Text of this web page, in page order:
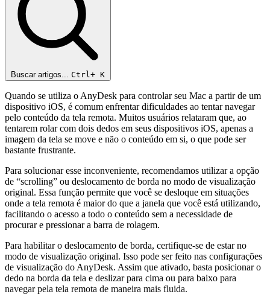
Buscar artigos... Ctrl+ K
Quando se utiliza o AnyDesk para controlar seu Mac a partir de um
dispositivo iOS, é comum enfrentar dificuldades ao tentar navegar
pelo conteúdo da tela remota. Muitos usuários relataram que, ao
tentarem rolar com dois dedos em seus dispositivos iOS, apenas a
imagem da tela se move e não o conteúdo em si, o que pode ser
bastante frustrante.
Para solucionar esse inconveniente, recomendamos utilizar a opção
de “scrolling” ou deslocamento de borda no modo de visualização
original. Essa função permite que você se desloque em situações
onde a tela remota é maior do que a janela que você está utilizando,
facilitando o acesso a todo o conteúdo sem a necessidade de
procurar e pressionar a barra de rolagem.
Para habilitar o deslocamento de borda, certifique-se de estar no
modo de visualização original. Isso pode ser feito nas configurações
de visualização do AnyDesk. Assim que ativado, basta posicionar o
dedo na borda da tela e deslizar para cima ou para baixo para
navegar pela tela remota de maneira mais fluida.